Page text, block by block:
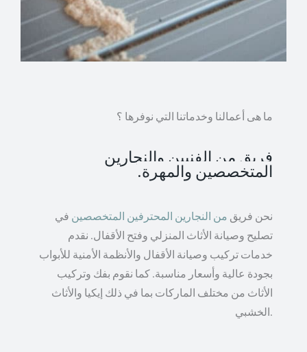
ما هى أعمالنا وخدماتنا التي نوفرها ؟
فريق من الفنيين والنجارين
المتخصصين والمهرة.
نحن فريق من النجارين المحترفين المتخصصين في
تصليح وصيانة الأثاث المنزلي وفتح الأقفال. نقدم
خدمات تركيب وصيانة الأقفال والأنظمة الأمنية للأبواب
بجودة عالية وأسعار مناسبة. كما نقوم بفك وتركيب
الأثاث من مختلف الماركات بما في ذلك إيكيا والأثاث
الخشبي.